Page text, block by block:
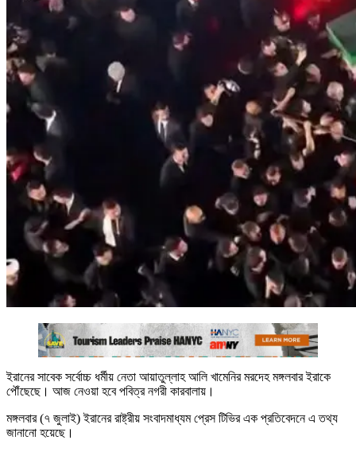
ইরানের সাবেক সর্বোচ্চ ধর্মীয় নেতা আয়াতুল্লাহ আলি খামেনির মরদেহ মঙ্গলবার ইরাকে
পৌঁছেছে। আজ নেওয়া হবে পবিত্র নগরী কারবালায়।
মঙ্গলবার (৭ জুলাই) ইরানের রাষ্ট্রীয় সংবাদমাধ্যম প্রেস টিভির এক প্রতিবেদনে এ তথ্য
জানানো হয়েছে।